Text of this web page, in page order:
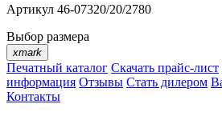
Артикул 46-07320/20/2780
Выбор размера
xmark
Печатный каталог Скачать прайс-лист
информация Отзывы Стать дилером
Контакты